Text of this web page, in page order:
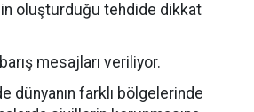
oluşturduğu tehdide dikkat
mesajları veriliyor.
dünyanın farklı bölgelerinde